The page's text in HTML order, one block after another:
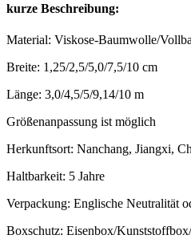
kurze Beschreibung:
Material: Viskose-Baumwolle/
Breite: 1,25/2,5/5,0/7,5/10 cm
Länge: 3,0/4,5/5/9,14/10 m
Größenanpassung ist möglich
Herkunftsort: Nanchang, Jiangxi,
Haltbarkeit: 5 Jahre
Verpackung: Englische Neutralität
Boxschutz: Eisenbox/